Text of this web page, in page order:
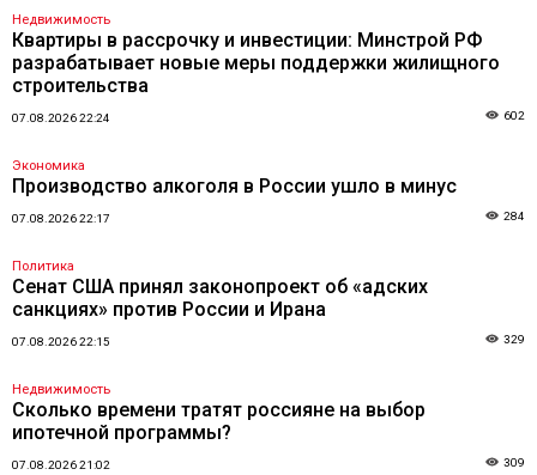
Недвижимость
Квартиры в рассрочку и инвестиции: Минстрой РФ
разрабатывает новые меры поддержки жилищного
строительства
07.08.2026 22:24 602
Экономика
Производство алкоголя в России ушло в минус
07.08.2026 22:17 284
Политика
Сенат США принял законопроект об «адских
санкциях» против России и Ирана
07.08.2026 22:15 329
Недвижимость
Сколько времени тратят россияне на выбор
ипотечной программы?
07.08.2026 21:02 309